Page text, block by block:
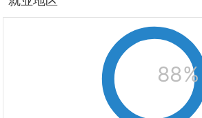
88%